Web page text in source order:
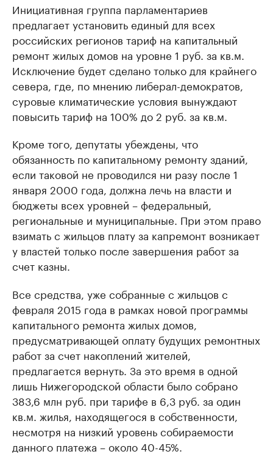
Инициативная группа парламентариев
предлагает установить единый для всех
российских регионов тариф на капитальный
ремонт жилых домов на уровне 1 руб. за кв.м.
Исключение будет сделано только для крайнего
севера, где, по мнению либерал-демократов,
суровые климатические условия вынуждают
повысить тариф на 100% до 2 руб. за кв.м.
Кроме того, депутаты убеждены, что
обязанность по капитальному ремонту зданий,
если таковой не проводился ни разу после 1
января 2000 года, должна лечь на власти и
бюджеты всех уровней – федеральный,
региональные и муниципальные. При этом право
взимать с жильцов плату за капремонт возникает
у властей только после завершения работ за
счет казны.
Все средства, уже собранные с жильцов с
февраля 2015 года в рамках новой программы
капитального ремонта жилых домов,
предусматривающей оплату будущих ремонтных
работ за счет накоплений жителей,
предлагается вернуть. За это время в одной
лишь Нижегородской области было собрано
383,6 млн руб. при тарифе в 6,3 руб. за один
кв.м. жилья, находящегося в собственности,
несмотря на низкий уровень собираемости
данного платежа – около 40-45%.